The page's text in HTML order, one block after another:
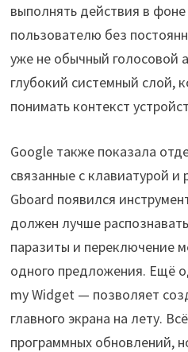
выполнять действия в
пользователю без
уже не обычный голосовой
глубокий системный слой,
понимать контекст
Google также показала
связанные с клавиатурой
Gboard появился
должен лучше
паразиты и переключение
одного предложения. Ещё
my Widget — позволяет
главного экрана на лету.
программных обновлений,